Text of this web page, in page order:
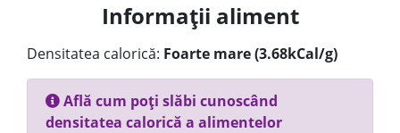
Informații aliment
Densitatea calorică: Foarte mare (3.68kCal/g)
Află cum poți slăbi cunoscând
densitatea calorică a alimentelor